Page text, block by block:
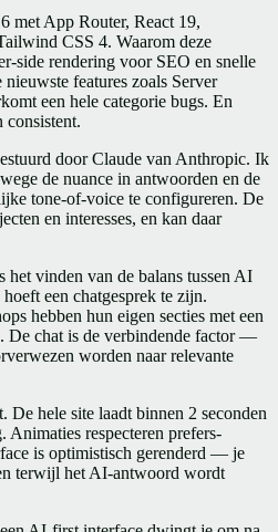
met App Router, React 19,
CSS 4. Waarom deze
side rendering voor SEO en snelle
features zoals Server
een hele categorie bugs. En
door Claude van Anthropic. Ik
de nuance in antwoorden en de
tone-of-voice te configureren. De
en interesses, en kan daar
het vinden van de balans tussen AI
een chatgesprek te zijn.
hebben hun eigen secties met een
De chat is de verbindende factor —
worden naar relevante
De hele site laadt binnen 2 seconden
Animaties respecteren prefers-
is optimistisch gerenderd — je
terwijl het AI-antwoord wordt